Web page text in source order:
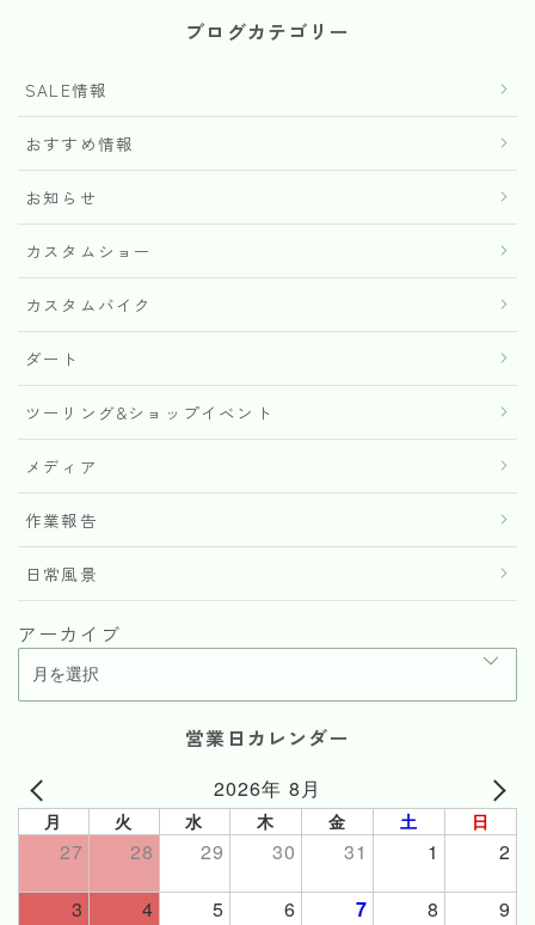
ブログカテゴリー
SALE情報
おすすめ情報
お知らせ
カスタムショー
カスタムバイク
ダート
ツーリング&ショップイベント
メディア
作業報告
日常風景
アーカイブ
営業日カレンダー
2026年 8月
月 火 水 木 金 土 日
27 28 29 30 31 1 2
3 4 5 6 7 8 9